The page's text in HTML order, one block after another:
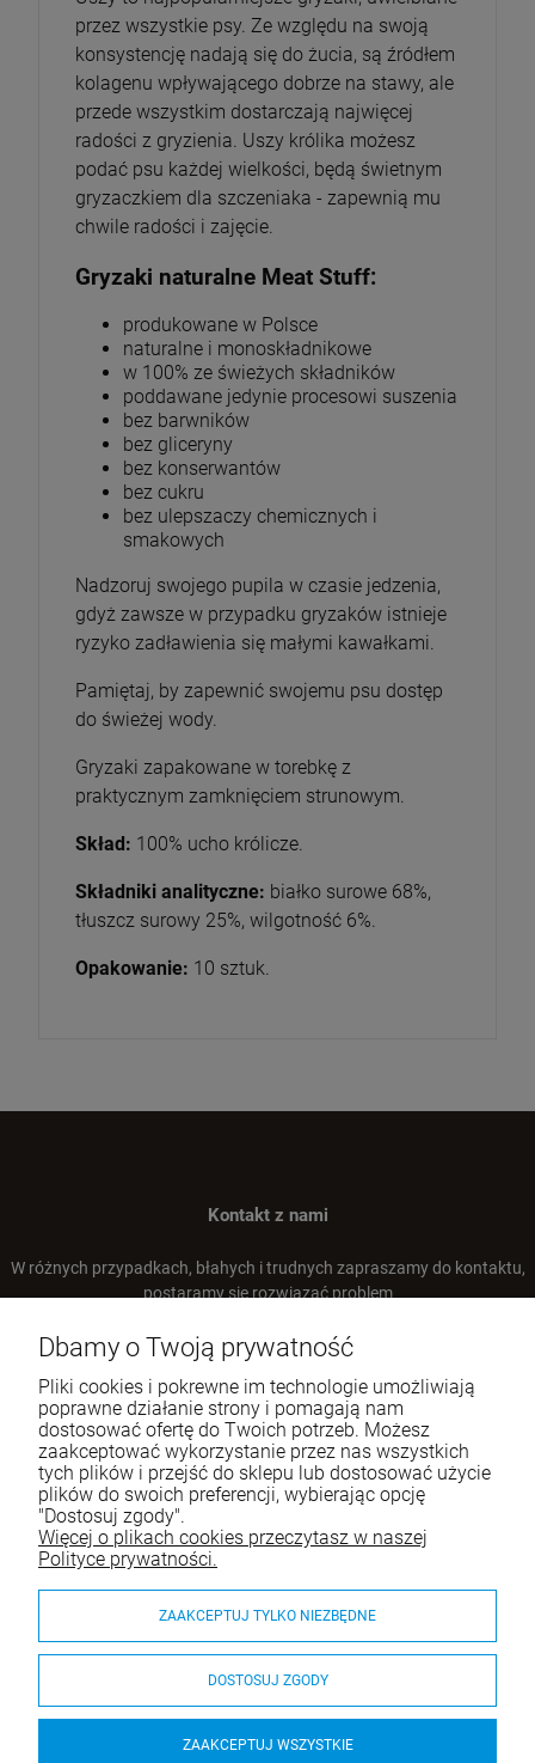
przez wszystkie psy. Ze względu na swoją
konsystencję nadają się do żucia, są źródłem
kolagenu wpływającego dobrze na stawy, ale
przede wszystkim dostarczają najwięcej
radości z gryzienia. Uszy królika możesz
podać psu każdej wielkości, będą świetnym
gryzaczkiem dla szczeniaka - zapewnią mu
chwile radości i zajęcie.
Gryzaki naturalne Meat Stuff:
produkowane w Polsce
naturalne i monoskładnikowe
w 100% ze świeżych składników
poddawane jedynie procesowi suszenia
bez barwników
bez gliceryny
bez konserwantów
bez cukru
bez ulepszaczy chemicznych i
smakowych
Nadzoruj swojego pupila w czasie jedzenia,
gdyż zawsze w przypadku gryzaków istnieje
ryzyko zadławienia się małymi kawałkami.
Pamiętaj, by zapewnić swojemu psu dostęp
do świeżej wody.
Gryzaki zapakowane w torebkę z
praktycznym zamknięciem strunowym.
Skład: 100% ucho królicze.
Składniki analityczne: białko surowe 68%,
tłuszcz surowy 25%, wilgotność 6%.
Opakowanie: 10 sztuk.
Kontakt z nami
W różnych przypadkach, błahych i trudnych zapraszamy do kontaktu,
postaramy się rozwiązać problem
Tel.:
+48 66 22 93 668
E-mail:
sklep@airanddogs.pl
Pomoc
Moje konto
Płatności i dostawa
Dbamy o Twoją prywatność
Pliki cookies i pokrewne im technologie umożliwiają
poprawne działanie strony i pomagają nam
dostosować ofertę do Twoich potrzeb. Możesz
zaakceptować wykorzystanie przez nas wszystkich
tych plików i przejść do sklepu lub dostosować użycie
plików do swoich preferencji, wybierając opcję
"Dostosuj zgody".
Więcej o plikach cookies przeczytasz w naszej
Polityce prywatności.
ZAAKCEPTUJ TYLKO NIEZBĘDNE
DOSTOSUJ ZGODY
ZAAKCEPTUJ WSZYSTKIE